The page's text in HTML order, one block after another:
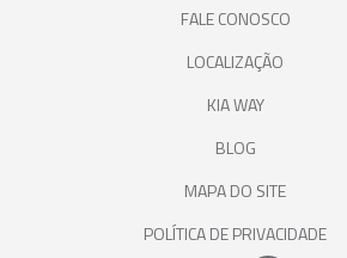
FALE CONOSCO
LOCALIZAÇÃO
KIA WAY
BLOG
MAPA DO SITE
POLÍTICA DE PRIVACIDADE